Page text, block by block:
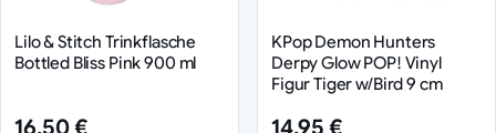
Lilo & Stitch Trinkflasche
Bottled Bliss Pink 900 ml
16,50 €
KPop Demon Hunters
Derpy Glow POP! Vinyl
Figur Tiger w/Bird 9 cm
14,95 €